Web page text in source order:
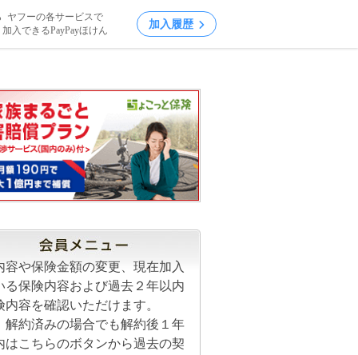
加入履歴
ヤフーの各サービスで
加入できるPayPayほけん
容や保険金額の変更、現在加入
る保険内容および過去２年以内
内容を確認いただけます。
解約済みの場合でも解約後１年
はこちらのボタンから過去の契